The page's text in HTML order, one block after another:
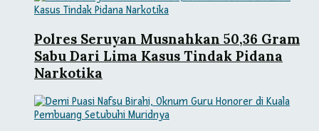
Polres Seruyan Musnahkan 50,36 Gram
Sabu Dari Lima Kasus Tindak Pidana
Narkotika